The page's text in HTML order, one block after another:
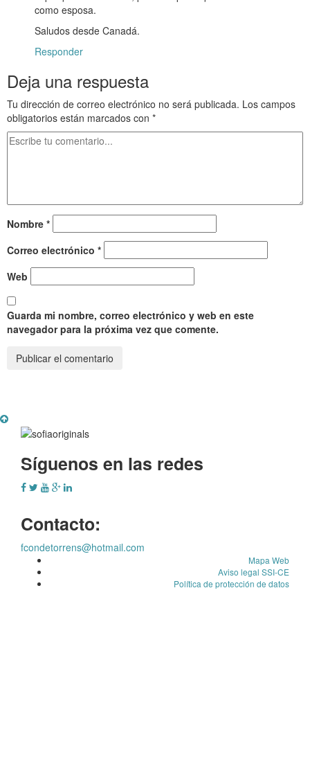
como esposa.
Saludos desde Canadá.
Responder
Deja una respuesta
Tu dirección de correo electrónico no será publicada. Los campos
obligatorios están marcados con *
Nombre *
Correo electrónico *
Web
Guarda mi nombre, correo electrónico y web en este
navegador para la próxima vez que comente.
Síguenos en las redes
Contacto:
fcondetorrens@hotmail.com
Mapa Web
Aviso legal SSI-CE
Política de protección de datos